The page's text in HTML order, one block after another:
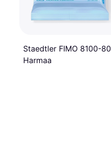
Staedtler FIMO 8100-80
Harmaa